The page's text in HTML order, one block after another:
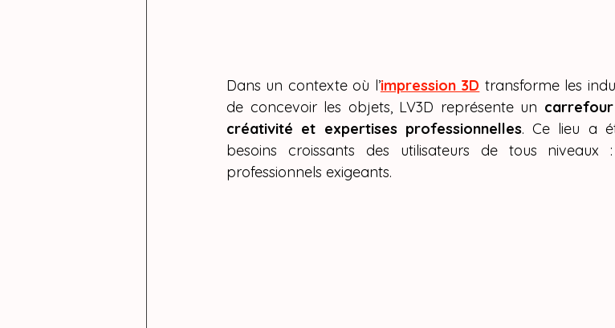
Dans un contexte où l’impression 3D transforme les
de concevoir les objets, LV3D représente un
créativité et expertises professionnelles. Ce lieu a
besoins croissants des utilisateurs de tous
professionnels exigeants.